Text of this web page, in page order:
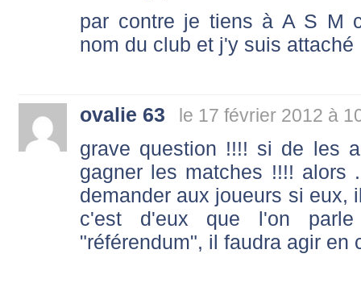
par contre je tiens à A S M
nom du club et j'y suis attaché
ovalie 63 le 17 février 2012 à
grave question !!!! si de les
gagner les matches !!!! alors
demander aux joueurs si eux,
c'est d'eux que l'on
"référendum", il faudra agir en